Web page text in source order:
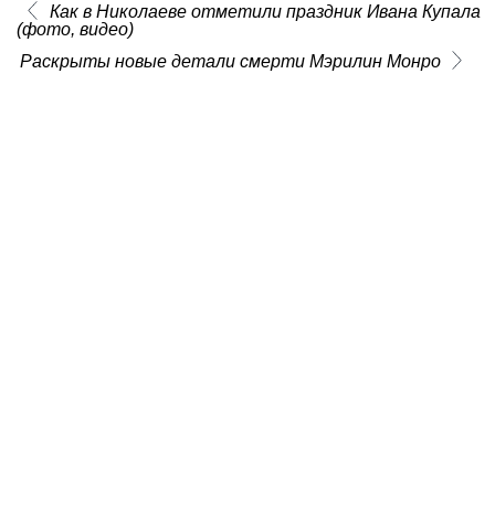
Как в Николаеве отметили праздник Ивана Купала
(фото, видео)
Раскрыты новые детали смерти Мэрилин Монро